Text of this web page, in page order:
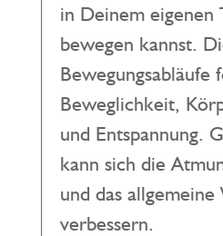
in Deinem eigenen
bewegen kannst.
Bewegungsabläufe
Beweglichkeit,
und Entspannung.
kann sich die
und das
verbessern.